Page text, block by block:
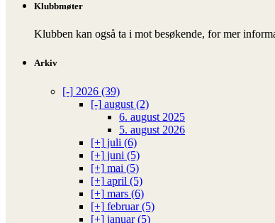
Klubbmøter
Klubben kan også ta i mot besøkende, for mer
Arkiv
[-] 2026 (39)
[-] august (2)
6. august 2025
5. august 2026
[+] juli (6)
[+] juni (5)
[+] mai (5)
[+] april (5)
[+] mars (6)
[+] februar (5)
[+] januar (5)